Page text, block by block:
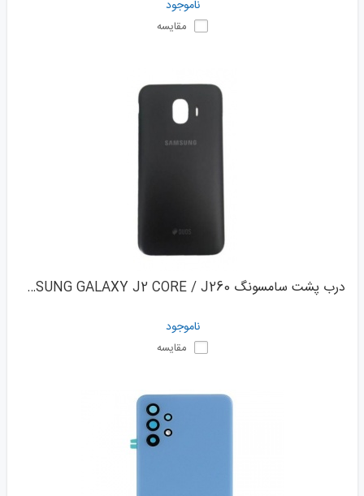
ناموجود
مقایسه
درب پشت سامسونگ SAMSUNG GALAXY J2 CORE / J260
ناموجود
مقایسه